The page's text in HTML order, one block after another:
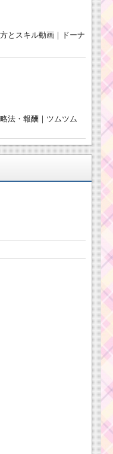
とスキル動画｜ドーナ
法・報酬｜ツムツム